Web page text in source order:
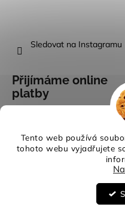
Tento web používá
tohoto webu vyjadřujete
Sledovat na Instagramu
Přijímáme online
platby